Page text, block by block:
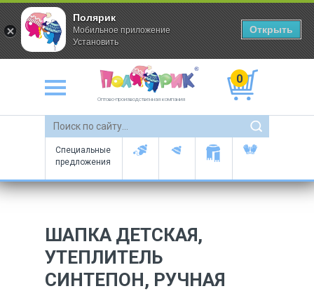
Оптово-производственная компания
0
Специальные
предложения
ШАПКА ДЕТСКАЯ,
УТЕПЛИТЕЛЬ
СИНТЕПОН, РУЧНАЯ
Полярик
Мобильное приложение
Установить
Открыть